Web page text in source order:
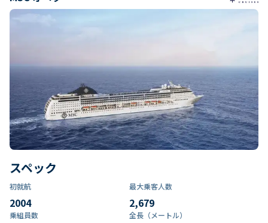
スペック
初就航
2004
最大乗客人数
2,679
乗組員数​ 全長（メートル）